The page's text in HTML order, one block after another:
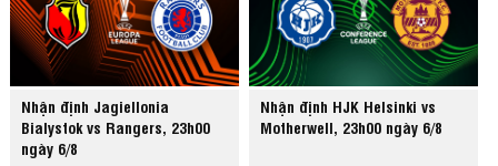
Nhận định Jagiellonia
Bialystok vs Rangers, 23h00
ngày 6/8
Nhận định HJK Helsinki vs
Motherwell, 23h00 ngày 6/8